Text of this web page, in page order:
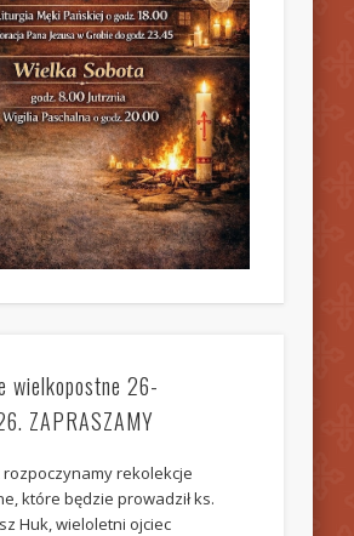
wielkopostne 26-
ZAPRASZAMY
rozpoczynamy rekolekcje
które będzie prowadził ks.
Huk, wieloletni ojciec